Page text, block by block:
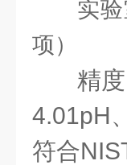
实
项）
精度
4.01pH
符合